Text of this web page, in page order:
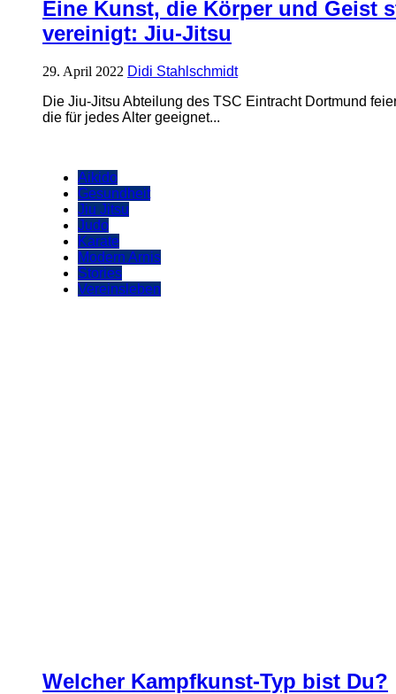
Eine Kunst, die Körper und Geist
vereinigt: Jiu-Jitsu
29. April 2022 Didi Stahlschmidt
Die Jiu-Jitsu Abteilung des TSC Eintracht Dortmund
die für jedes Alter geeignet...
Aikido
Gesundheit
Jiu Jitsu
Judo
Karate
Modern Arnis
Stories
Vereinsleben
Welcher Kampfkunst-Typ bist Du?